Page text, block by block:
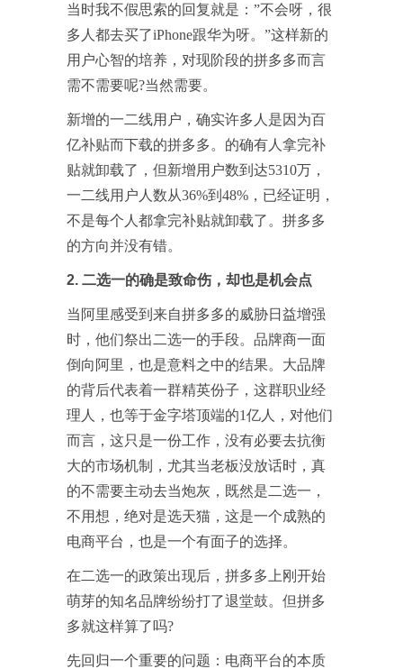
当时我不假思索的回复就是：”不会呀，很
多人都去买了iPhone跟华为呀。”这样新的
用户心智的培养，对现阶段的拼多多而言
需不需要呢?当然需要。
新增的一二线用户，确实许多人是因为百
亿补贴而下载的拼多多。的确有人拿完补
贴就卸载了，但新增用户数到达5310万，
一二线用户人数从36%到48%，已经证明，
不是每个人都拿完补贴就卸载了。拼多多
的方向并没有错。
2. 二选一的确是致命伤，却也是机会点
当阿里感受到来自拼多多的威胁日益增强
时，他们祭出二选一的手段。品牌商一面
倒向阿里，也是意料之中的结果。大品牌
的背后代表着一群精英份子，这群职业经
理人，也等于金字塔顶端的1亿人，对他们
而言，这只是一份工作，没有必要去抗衡
大的市场机制，尤其当老板没放话时，真
的不需要主动去当炮灰，既然是二选一，
不用想，绝对是选天猫，这是一个成熟的
电商平台，也是一个有面子的选择。
在二选一的政策出现后，拼多多上刚开始
萌芽的知名品牌纷纷打了退堂鼓。但拼多
多就这样算了吗?
先回归一个重要的问题：电商平台的本质